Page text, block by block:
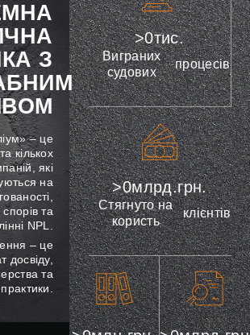
З
– це
кількох
які
на
та
NPL.
– це
досвіду,
та
Виграних
судових
процесів
>0тис.
Стягнуто на
користь
клієнтів
>0млрд.грн.